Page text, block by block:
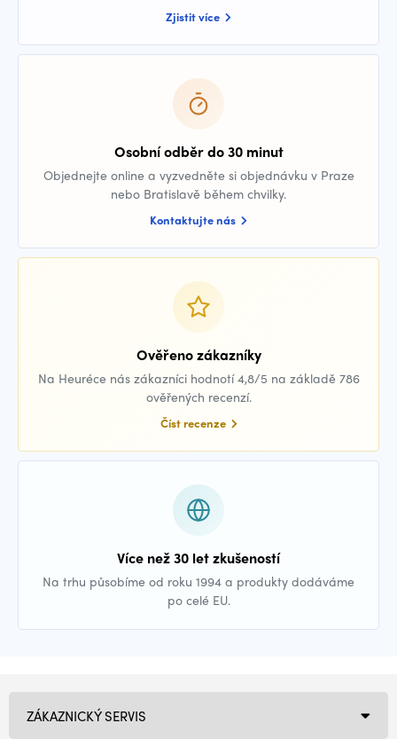
Zjistit více
Osobní odběr do 30 minut
Objednejte online a vyzvedněte si objednávku v Praze
nebo Bratislavě během chvilky.
Kontaktujte nás
Ověřeno zákazníky
Na Heuréce nás zákazníci hodnotí 4,8/5 na základě 786
ověřených recenzí.
Číst recenze
Více než 30 let zkušeností
Na trhu působíme od roku 1994 a produkty dodáváme
po celé EU.
ZÁKAZNICKÝ SERVIS